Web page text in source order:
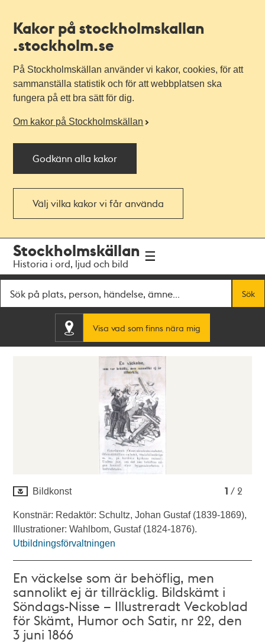
Kakor på stockholmskallan
.stockholm.se
På Stockholmskällan använder vi kakor, cookies, för att
sammanställa statistik och för att webbplatsen ska
fungera på ett bra sätt för dig.
Om kakor på Stockholmskällan
Godkänn alla kakor
Välj vilka kakor vi får använda
navigationen
huvudinnehållet
Stockholmskällan
Historia i ord, ljud och bild
Sök
Visa vad som finns nära mig
1 / 2
Bildkonst
Konstnär: Redaktör: Schultz, Johan Gustaf (1839-1869),
Illustrationer: Wahlbom, Gustaf (1824-1876).
Utbildningsförvaltningen
En väckelse som är behöflig, men
sannolikt ej är tillräcklig. Bildskämt i
Söndags-Nisse – Illustreradt Veckoblad
för Skämt, Humor och Satir, nr 22, den
3 juni 1866